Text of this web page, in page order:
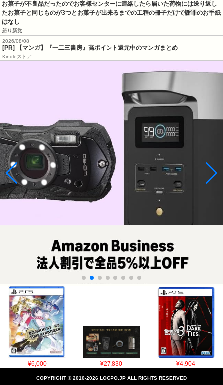
お菓子が不良品だったのでお客様センターに連絡したら届いた荷物には送り返し
たお菓子と同じものが3つとお菓子が出来るまでの工程の冊子だけで謝罪のお手紙
はなし
怒り新党
2026/08/08
[PR] 【マンガ】『一二三書房』高ポイント還元中のマンガまとめ
Kindleストア
¥6,000 ¥27,830 ¥4,904
COPYRIGHT © 2010-2026 LOGPO.JP ALL RIGHTS RESERVED